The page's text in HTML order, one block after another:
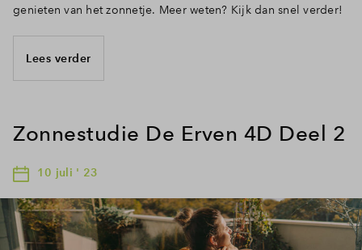
genieten van het zonnetje. Meer weten? Kijk dan snel verder!
Lees verder
Zonnestudie De Erven 4D Deel 2
10 juli ' 23